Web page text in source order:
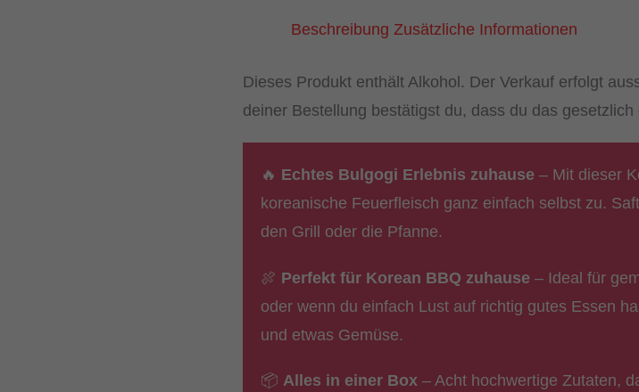
Beschreibung Zusätzliche Informationen
Dieses Produkt enthält Alkohol. Der Verkauf erfolgt
deiner Bestellung bestätigst du, dass du das
🔥 Echtes Bulgogi Erlebnis zuhause – Mit dieser
koreanische Feuerfleisch ganz einfach selbst zu.
den Grill oder die Pfanne.
🍖 Perfekt für Korean BBQ zuhause – Ideal für
oder wenn du einfach Lust auf richtig gutes Essen
und etwas Gemüse.
📦 Alles in einer Box – Acht hochwertige Zutaten,